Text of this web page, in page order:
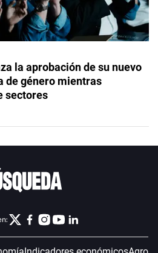
la aprobación de su nuevo
de género mientras
sectores